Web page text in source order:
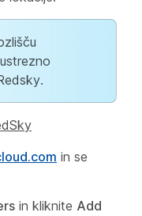
in se
in kliknite Add